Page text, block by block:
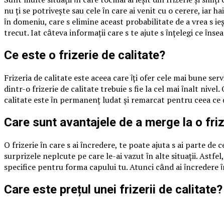
nu ți se potrivește sau cele ȋn care ai venit cu o cerere, iar
ȋn domeniu, care sӑ elimine aceastӑ probabilitate de a vrea sӑ
trecut. Iatӑ cȃteva informații care sӑ te ajute sӑ ȋnțelegi ce
Ce este o frizerie de calitate?
Frizeria de calitate este aceea care ȋți oferӑ cele mai bune
dintr-o frizerie de calitate trebuie sӑ fie la cel mai ȋnalt
calitate este ȋn permanențӑ lӑudatӑ și remarcatӑ pentru ceea
Care sunt avantajele de a merge la o
O frizerie ȋn care sӑ ai ȋncredere, te poate ajuta sӑ ai parte
surprizele neplӑcute pe care le-ai vazut ȋn alte situații.
specifice pentru forma capului tӑu. Atunci cȃnd ai
Care este prețul unei frizerii de calitate?